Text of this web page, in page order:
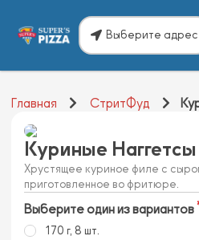
Выберите адрес
Главная СтритФуд
Куриные
Хрустящее куриное филе с
приготовленное во фритюре.
Выберите один из вариантов
170 г, 8 шт.